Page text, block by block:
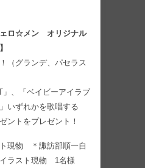
ェロ☆メン オリジナル
（グランデ、パセラス
」、「ベイビーアイラブ
いずれかを歌唱する
ントをプレゼント！
現物 ＊諏訪部順一自
ラスト現物 1名様